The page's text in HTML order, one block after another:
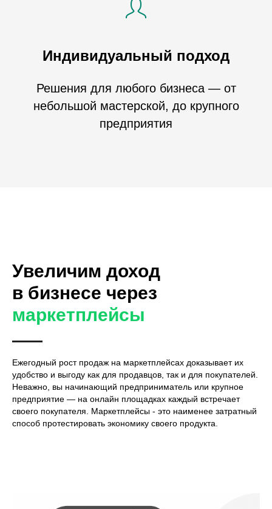
Индивидуальный подход
Решения для любого бизнеса — от
небольшой мастерской, до крупного
предприятия
Увеличим доход
в бизнесе через
маркетплейсы
Ежегодный рост продаж на маркетплейсах доказывает их
удобство и выгоду как для продавцов, так и для покупателей.
Неважно, вы начинающий предприниматель или крупное
предприятие — на онлайн площадках каждый встречает
своего покупателя. Маркетплейсы - это наименее затратный
способ протестировать экономику своего продукта.